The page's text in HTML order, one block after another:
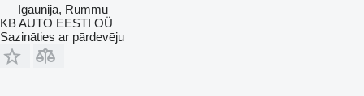
Igaunija, Rummu
KB AUTO EESTI OÜ
Sazināties ar pārdevēju